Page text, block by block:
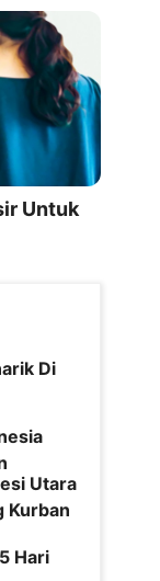
Untuk
Di
Utara
Kurban
Hari